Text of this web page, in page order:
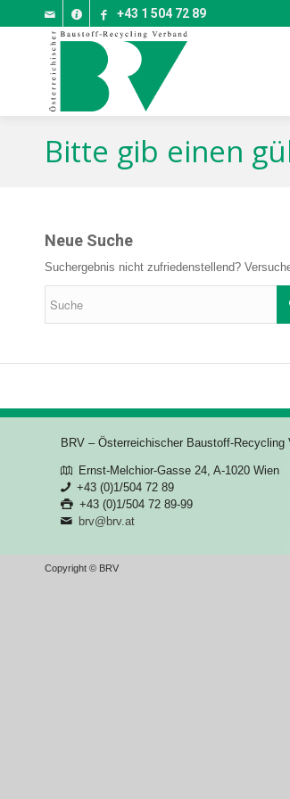
+43 1 504 72 89
Bitte gib einen
Neue Suche
Suchergebnis nicht zufriedenstellend?
BRV – Österreichischer Baustoff-Recycling
Ernst-Melchior-Gasse 24, A-1020 Wien
+43 (0)1/504 72 89
+43 (0)1/504 72 89-99
brv@brv.at
Copyright © BRV